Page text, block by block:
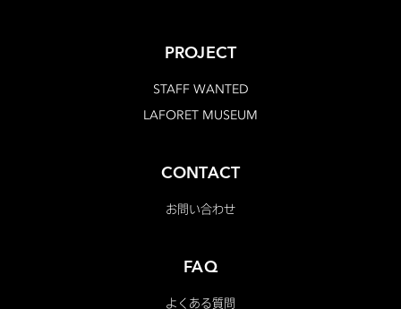
PROJECT
STAFF WANTED
LAFORET MUSEUM
CONTACT
お問い合わせ
FAQ
よくある質問